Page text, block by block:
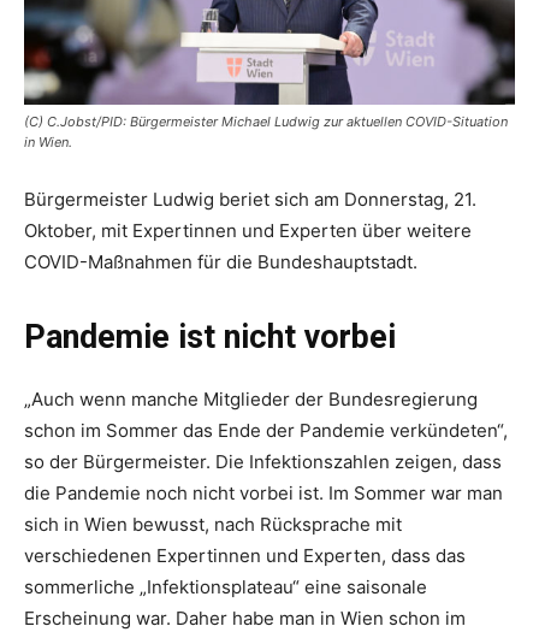
(C) C.Jobst/PID: Bürgermeister Michael Ludwig zur aktuellen COVID-Situation
in Wien.
Bürgermeister Ludwig beriet sich am Donnerstag, 21.
Oktober, mit Expertinnen und Experten über weitere
COVID-Maßnahmen für die Bundeshauptstadt.
Pandemie ist nicht vorbei
„Auch wenn manche Mitglieder der Bundesregierung
schon im Sommer das Ende der Pandemie verkündeten“,
so der Bürgermeister. Die Infektionszahlen zeigen, dass
die Pandemie noch nicht vorbei ist. Im Sommer war man
sich in Wien bewusst, nach Rücksprache mit
verschiedenen Expertinnen und Experten, dass das
sommerliche „Infektionsplateau“ eine saisonale
Erscheinung war. Daher habe man in Wien schon im